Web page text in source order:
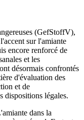
(GefStoffV),
sur l'amiante
encore renforcé de
et les
désormais confrontés
d'évaluation des
et de
dispositions légales.
dans la